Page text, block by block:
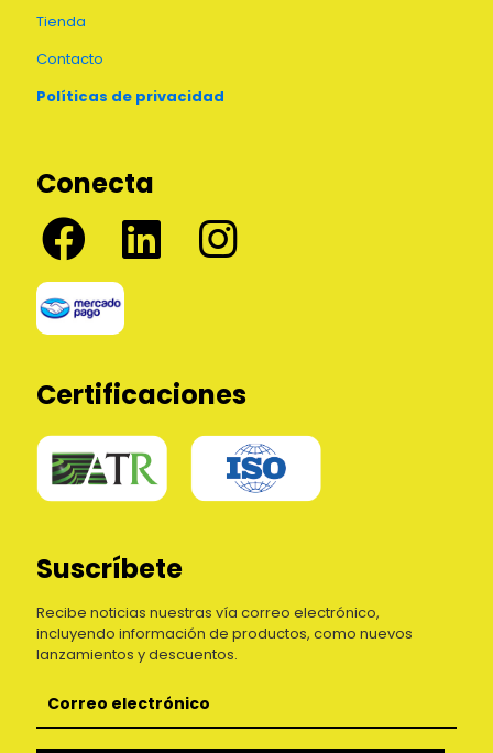
Tienda
Contacto
Políticas de privacidad
Conecta
Certificaciones
Suscríbete
Recibe noticias nuestras vía correo electrónico,
incluyendo información de productos, como nuevos
lanzamientos y descuentos.